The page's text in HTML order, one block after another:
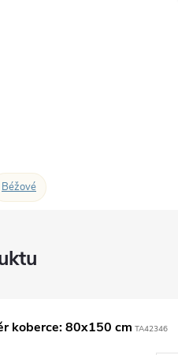
Béžové
koberce: 80x150 cm TA42346